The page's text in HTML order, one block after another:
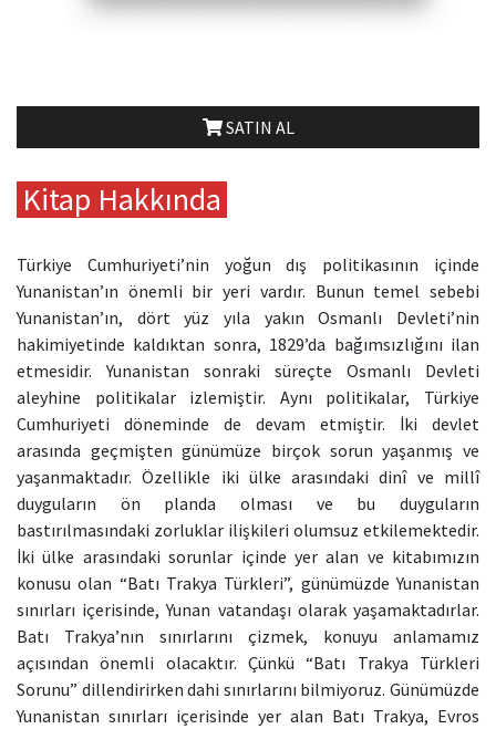
SATIN AL
Kitap Hakkında
Türkiye Cumhuriyeti’nin yoğun dış politikasının içinde
Yunanistan’ın önemli bir yeri vardır. Bunun temel sebebi
Yunanistan’ın, dört yüz yıla yakın Osmanlı Devleti’nin
hakimiyetinde kaldıktan sonra, 1829’da bağımsızlığını ilan
etmesidir. Yunanistan sonraki süreçte Osmanlı Devleti
aleyhine politikalar izlemiştir. Aynı politikalar, Türkiye
Cumhuriyeti döneminde de devam etmiştir. İki devlet
arasında geçmişten günümüze birçok sorun yaşanmış ve
yaşanmaktadır. Özellikle iki ülke arasındaki dinî ve millî
duyguların ön planda olması ve bu duyguların
bastırılmasındaki zorluklar ilişkileri olumsuz etkilemektedir.
İki ülke arasındaki sorunlar içinde yer alan ve kitabımızın
konusu olan “Batı Trakya Türkleri”, günümüzde Yunanistan
sınırları içerisinde, Yunan vatandaşı olarak yaşamaktadırlar.
Batı Trakya’nın sınırlarını çizmek, konuyu anlamamız
açısından önemli olacaktır. Çünkü “Batı Trakya Türkleri
Sorunu” dillendirirken dahi sınırlarını bilmiyoruz. Günümüzde
Yunanistan sınırları içerisinde yer alan Batı Trakya, Evros